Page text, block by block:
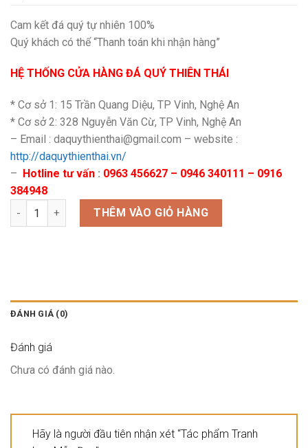
Cam kết đá quý tự nhiên 100%
Quý khách có thể “Thanh toán khi nhận hàng”
HỆ THỐNG CỬA HÀNG ĐÁ QUÝ THIÊN THÁI
* Cơ sở 1: 15 Trần Quang Diệu, TP Vinh, Nghệ An
* Cơ sở 2: 328 Nguyễn Văn Cừ, TP Vinh, Nghệ An
– Email : daquythienthai@gmail.com – website :
http://daquythienthai.vn/
–
Hotline tư vấn : 0963 456627 – 0946 340111 – 0916
384948
Tác phẩm Tranh hoa Mẫu Đơn số lượng
THÊM VÀO GIỎ HÀNG
ĐÁNH GIÁ (0)
Đánh giá
Chưa có đánh giá nào.
Hãy là người đầu tiên nhận xét “Tác phẩm Tranh